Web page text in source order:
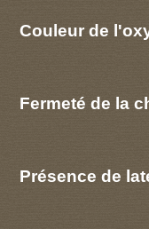
Couleur de
Fermeté de la
Présence de